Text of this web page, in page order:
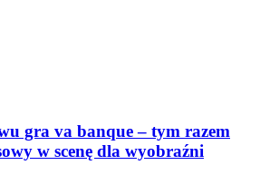
gra va banque – tym razem
w scenę dla wyobraźni